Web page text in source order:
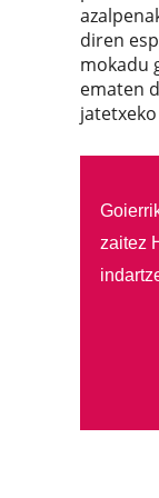
diren
mokadu
ematen
zaitez